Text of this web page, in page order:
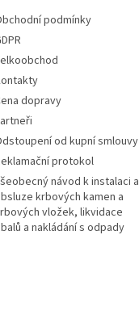
podmínky
dopravy
od kupní smlouvy
protokol
návod k instalaci a
krbových kamen a
vložek, likvidace
a nakládání s odpady